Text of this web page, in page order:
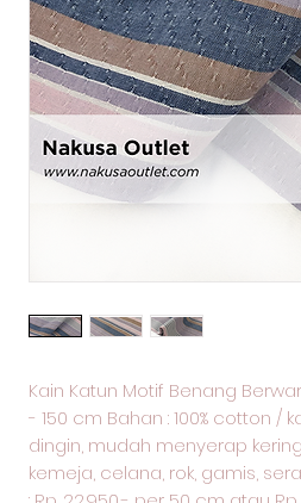
Kain Katun Motif Benang
- 150 cm Bahan : 100% cotton /
dingin, mudah menyerap
kemeja, celana, rok, gamis,